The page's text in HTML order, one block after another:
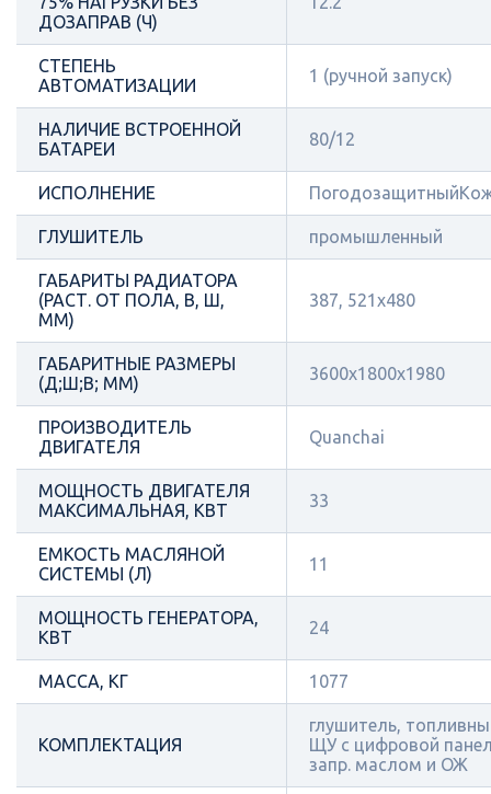
ДОЗАПРАВ (Ч)
СТЕПЕНЬ
АВТОМАТИЗАЦИИ
1 (ручной запуск)
НАЛИЧИЕ ВСТРОЕННОЙ
БАТАРЕИ
80/12
ИСПОЛНЕНИЕ
ГЛУШИТЕЛЬ промышленный
ГАБАРИТЫ РАДИАТОРА
(РАСТ. ОТ ПОЛА, В, Ш,
ММ)
387, 521x480
ГАБАРИТНЫЕ РАЗМЕРЫ
(Д;Ш;В; ММ)
3600x1800x1980
ПРОИЗВОДИТЕЛЬ
ДВИГАТЕЛЯ
Quanchai
МОЩНОСТЬ ДВИГАТЕЛЯ
МАКСИМАЛЬНАЯ, КВТ
33
ЕМКОСТЬ МАСЛЯНОЙ
СИСТЕМЫ (Л)
11
МОЩНОСТЬ ГЕНЕРАТОРА,
КВТ
24
МАССА, КГ 1077
КОМПЛЕКТАЦИЯ
глушитель,
ЩУ с цифровой
запр. маслом и ОЖ